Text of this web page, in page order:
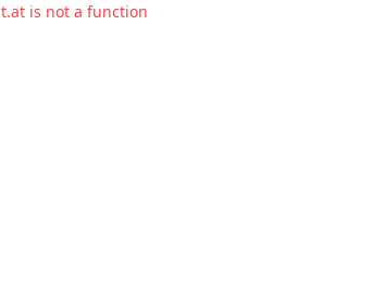
t.at is not a function